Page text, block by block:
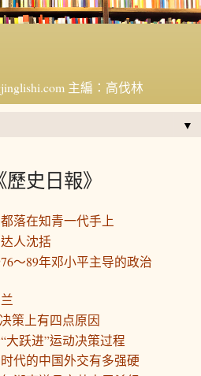
主編：高伐林
▼
史日報》
落在知青一代手上
人沈括
～89年邓小平主导的政治
策上有四点原因
大跃进”运动决策过程
代的中国外交有多强硬